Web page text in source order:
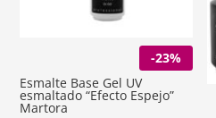
-23%
Esmalte Base Gel UV
esmaltado “Efecto Espejo”
Martora